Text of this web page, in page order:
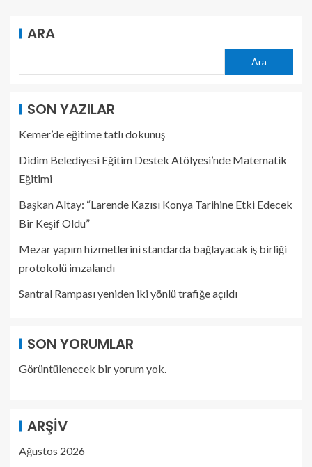
ARA
Ara
SON YAZILAR
Kemer’de eğitime tatlı dokunuş
Didim Belediyesi Eğitim Destek Atölyesi’nde Matematik
Eğitimi
Başkan Altay: “Larende Kazısı Konya Tarihine Etki Edecek
Bir Keşif Oldu”
Mezar yapım hizmetlerini standarda bağlayacak iş birliği
protokolü imzalandı
Santral Rampası yeniden iki yönlü trafiğe açıldı
SON YORUMLAR
Görüntülenecek bir yorum yok.
ARŞIV
Ağustos 2026